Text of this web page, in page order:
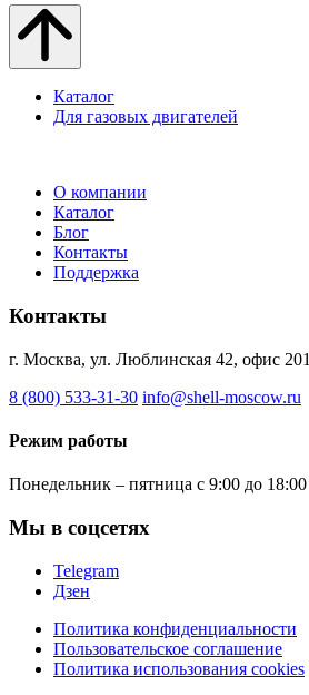
Каталог
Для газовых двигателей
О компании
Каталог
Блог
Контакты
Поддержка
Контакты
г. Москва, ул. Люблинская 42, офис 201
8 (800) 533-31-30 info@shell-moscow.ru
Режим работы
Понедельник – пятница с 9:00 до 18:00
Мы в соцсетях
Telegram
Дзен
Политика конфиденциальности
Пользовательское соглашение
Политика использования cookies